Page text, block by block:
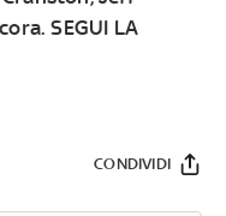
SEGUI LA
CONDIVIDI